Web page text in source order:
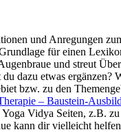
für einen
denkt laut nach über das Wort bzw. den
du dazu etwas ergänzen?
gehört zum Themengebiet
– Baustein-
Vidya Seiten, z.B.
Diese Audioabhandlung mit dem Thema